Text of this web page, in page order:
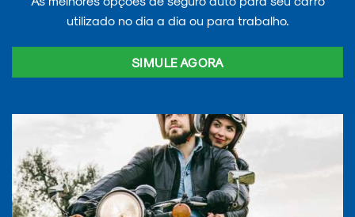
utilizado no dia a dia ou para trabalho.
SIMULE AGORA